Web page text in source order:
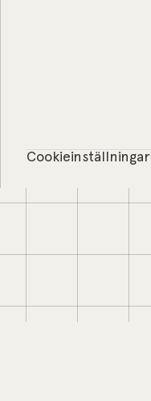
Cookieinställningar